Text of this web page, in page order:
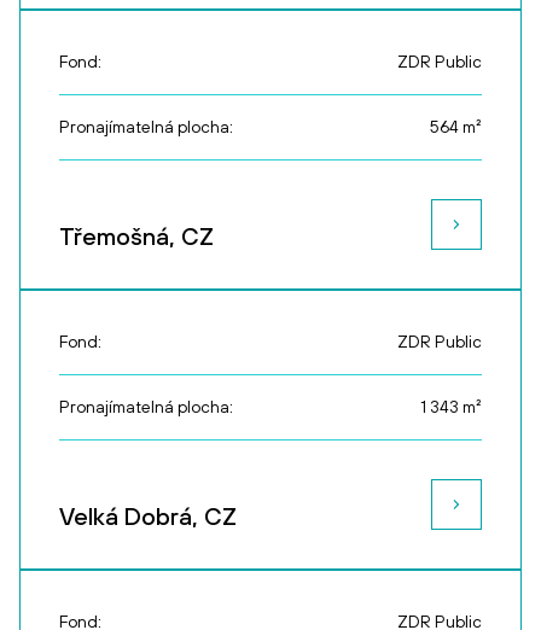
Fond: ZDR Public
Pronajímatelná plocha: 564m²
Třemošná, CZ
Fond: ZDR Public
Pronajímatelná plocha: 1 343 m²
Velká Dobrá, CZ
Fond: ZDR Public